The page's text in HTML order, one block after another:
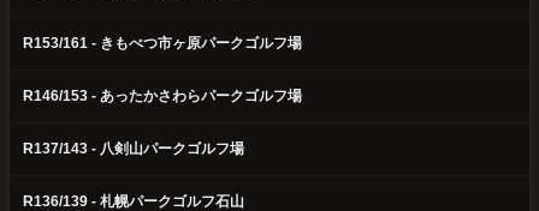
R153/161 - きもべつ市ヶ原パークゴルフ場
R146/153 - あったかさわらパークゴルフ場
R137/143 - 八剣山パークゴルフ場
R136/139 - 札幌パークゴルフ石山